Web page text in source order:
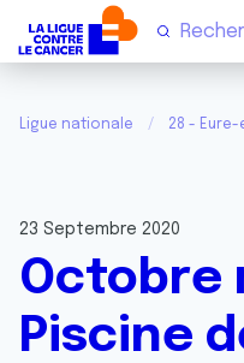
Ligue nationale 28 -
23 Septembre 2020
Octobre
Piscine